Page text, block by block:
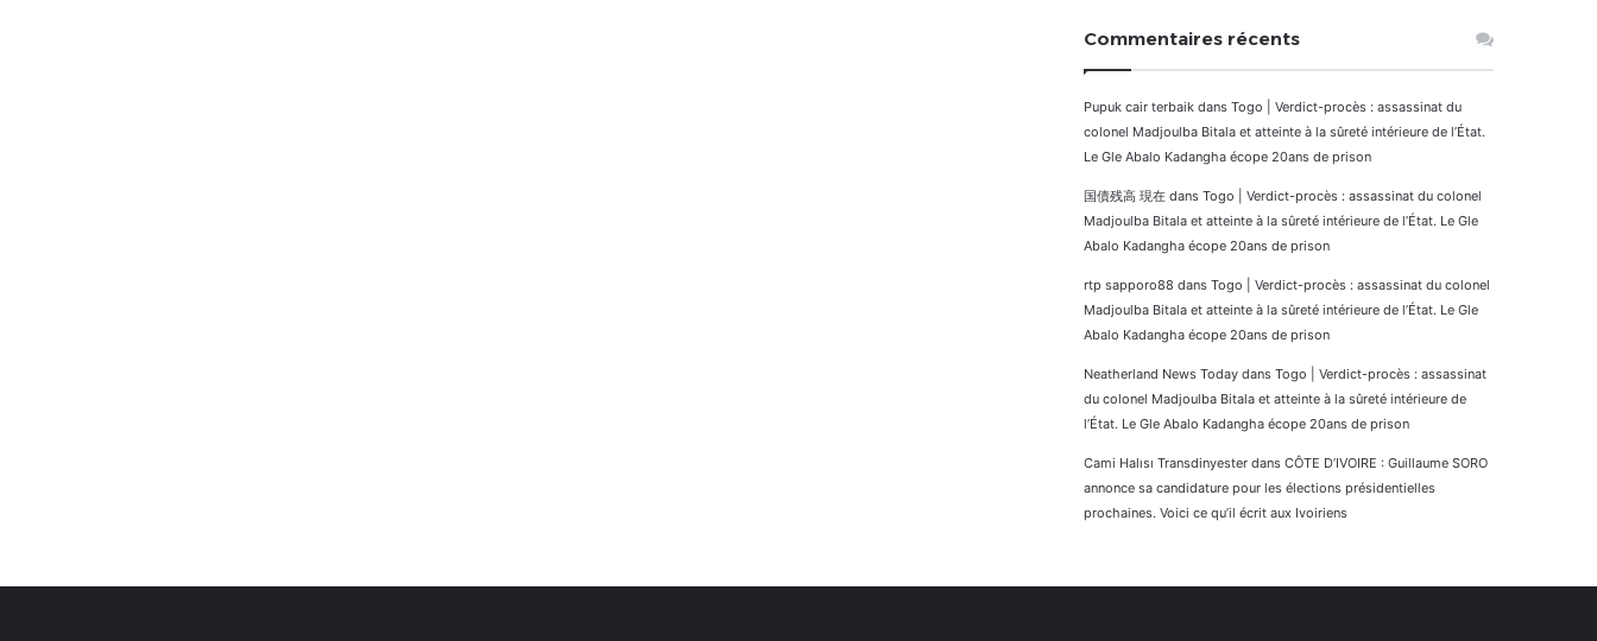
Commentaires récents
Pupuk cair terbaik dans Togo | Verdict-procès : assassinat du
colonel Madjoulba Bitala et atteinte à la sûreté intérieure de l’État.
Le Gle Abalo Kadangha écope 20ans de prison
国債残高 現在 dans Togo | Verdict-procès : assassinat du colonel
Madjoulba Bitala et atteinte à la sûreté intérieure de l’État. Le Gle
Abalo Kadangha écope 20ans de prison
rtp sapporo88 dans Togo | Verdict-procès : assassinat du colonel
Madjoulba Bitala et atteinte à la sûreté intérieure de l’État. Le Gle
Abalo Kadangha écope 20ans de prison
Neatherland News Today dans Togo | Verdict-procès : assassinat
du colonel Madjoulba Bitala et atteinte à la sûreté intérieure de
l’État. Le Gle Abalo Kadangha écope 20ans de prison
Cami Halısı Transdinyester dans CÔTE D’IVOIRE : Guillaume SORO
annonce sa candidature pour les élections présidentielles
prochaines. Voici ce qu’il écrit aux Ivoiriens